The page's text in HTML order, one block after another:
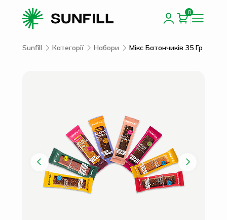
0
Sunfill Категорії Набори Мікс Батончиків 35 Гр (8